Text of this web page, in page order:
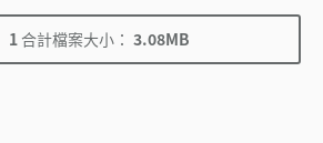
1合計檔案大小： 3.08MB